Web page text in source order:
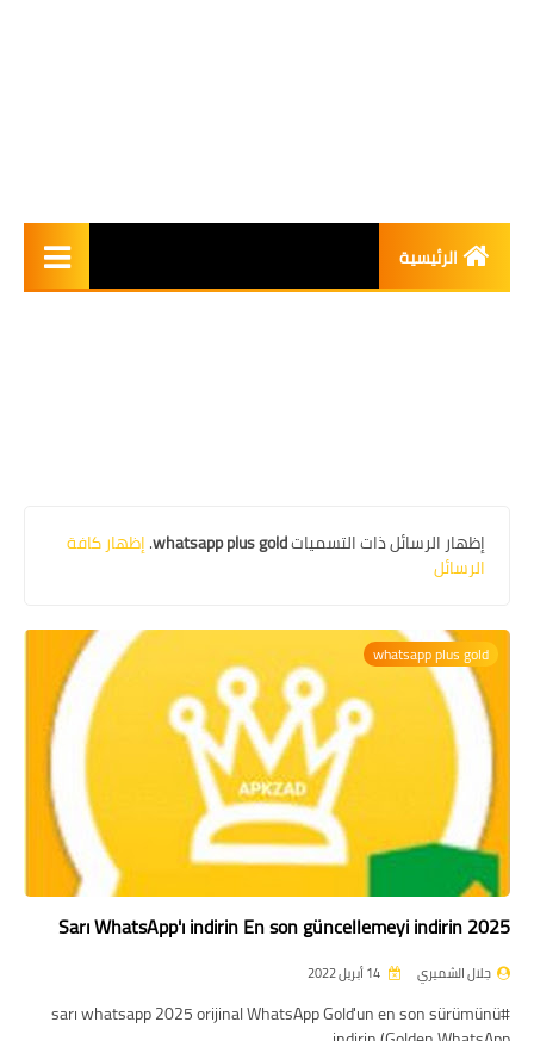
الرئيسية
‏إظهار الرسائل ذات التسمياتwhatsapp plus gold
.إظهار كافة
الرسائل
whatsapp plus gold
Sarı WhatsApp'ı indirin En son güncellemeyi indirin 2025
جلال الشميري
#sarı whatsapp 2025 orijinal WhatsApp Gold'un en son sürümünü